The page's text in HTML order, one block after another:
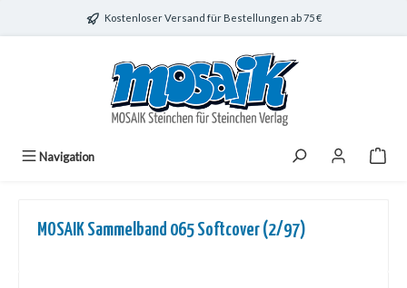
Zum Hauptinhalt springenKostenloser Versand für Bestellungen ab 75 €
Navigation
MOSAIK Sammelband 065 Softcover (2/97)